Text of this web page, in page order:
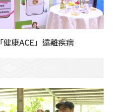
康ACE」遠離疾病